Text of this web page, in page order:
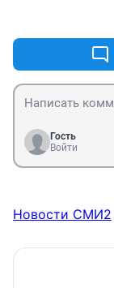
Гость
Войти
Новости СМИ2